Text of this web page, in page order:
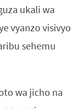
ukali wa
vyanzo visivyo
sehemu
wa jicho na